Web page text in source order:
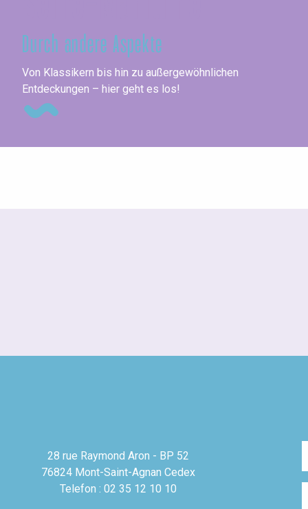
Durch andere Aspekte
Von Klassikern bis hin zu außergewöhnlichen
Entdeckungen – hier geht es los!
28 rue Raymond Aron - BP 52
76824 Mont-Saint-Agnan Cedex
Telefon : 02 35 12 10 10